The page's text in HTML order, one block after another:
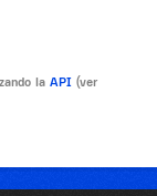
la API (ver